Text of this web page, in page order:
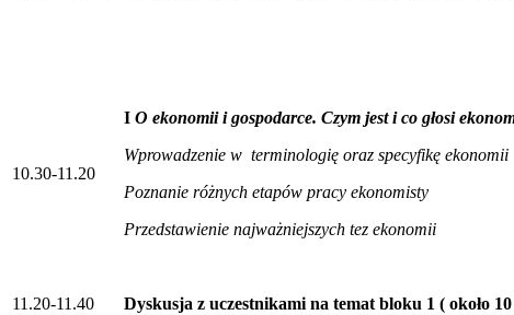
10.30-11.20
I O ekonomii i gospodarce. Czym jest i co głosi
Wprowadzenie w terminologię oraz specyfikę ekonomii
Poznanie różnych etapów pracy ekonomisty
Przedstawienie najważniejszych tez ekonomii
11.20-11.40 Dyskusja z uczestnikami na temat bloku 1 ( około